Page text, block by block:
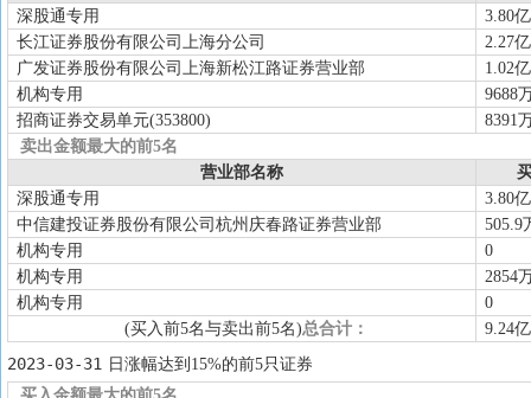
深股通专用
3.80亿
长江证券股份有限公司上海分公司
2.27亿
广发证券股份有限公司上海新松江路证券营业部
1.02亿
机构专用
9688
招商证券交易单元(353800)
8391
卖出金额最大的前5名
营业部名称
深股通专用
3.80亿
中信建投证券股份有限公司杭州庆春路证券营业部
505.9
机构专用
0
机构专用
2854
机构专用
0
(买入前5名与卖出前5名)总合计： 9.24亿
2023-03-31
日涨幅达到15%的前5只证券